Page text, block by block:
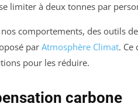
limiter à deux tonnes par
comportements, des outils de
par Atmosphère Climat. Ce
pour les réduire.
carbone